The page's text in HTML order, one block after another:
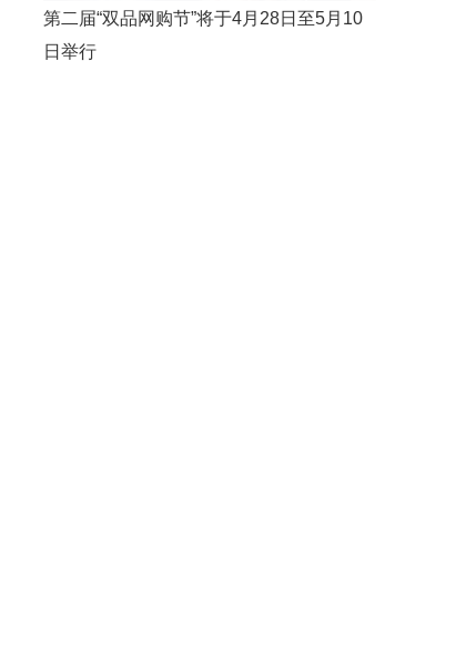
第二届“双品网购节”将于4月28日至5月10
日举行